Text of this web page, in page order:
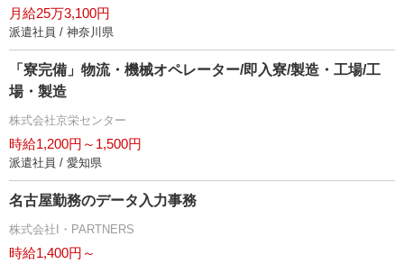
月給25万3,100円
派遣社員 / 神奈川県
「寮完備」物流・機械オペレーター/即入寮/製造・工場/工
場・製造
株式会社京栄センター
時給1,200円～1,500円
派遣社員 / 愛知県
名古屋勤務のデータ入力事務
株式会社I・PARTNERS
時給1,400円～